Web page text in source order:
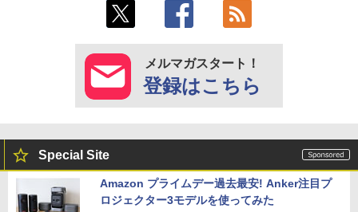
メルマガスタート！
登録はこちら
Special Site
Amazon プライムデー過去最安! Anker注目プ
ロジェクター3モデルを使ってみた